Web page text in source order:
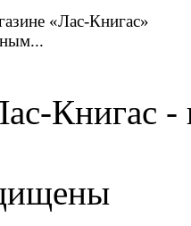
«Лас-Книгас»
Книгас